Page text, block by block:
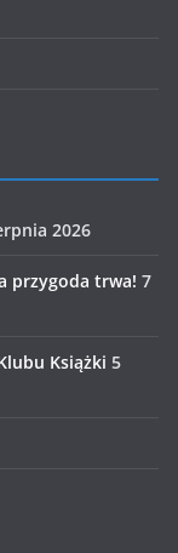
2026
przygoda trwa! 7
Książki 5